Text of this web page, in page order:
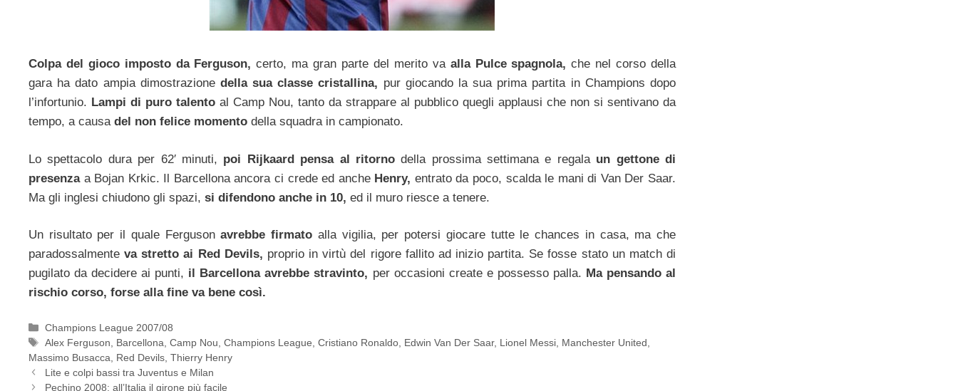
Colpa del gioco imposto da Ferguson, certo, ma gran parte del merito va alla Pulce spagnola, che nel corso della
gara ha dato ampia dimostrazione della sua classe cristallina, pur giocando la sua prima partita in Champions dopo
l’infortunio. Lampi di puro talento al Camp Nou, tanto da strappare al pubblico quegli applausi che non si sentivano da
tempo, a causa del non felice momento della squadra in campionato.
Lo spettacolo dura per 62′ minuti, poi Rijkaard pensa al ritornodella prossima settimana e regala un gettone di
presenza a Bojan Krkic. Il Barcellona ancora ci crede ed anche Henry, entrato da poco, scalda le mani di Van Der Saar.
Ma gli inglesi chiudono gli spazi, si difendono anche in 10, ed il muro riesce a tenere.
Un risultato per il quale Fergusonavrebbe firmato alla vigilia, per potersi giocare tutte le chances in casa, ma che
paradossalmenteva stretto ai Red Devils, proprio in virtù del rigore fallito ad inizio partita. Se fosse stato un match di
pugilato da decidere ai punti, il Barcellona avrebbe stravinto, per occasioni create e possesso palla. Ma pensando al
rischio corso, forse alla fine va bene così.
Categorie
Champions League 2007/08
Tag
Alex Ferguson Barcellona ,Camp Nou ,Champions League ,Cristiano Ronaldo Edwin Van Der Saar, Lionel Messi Manchester United
Massimo Busacca
Red Devils Thierry Henry
Lite e colpi bassi tra Juventus e Milan
Pechino 2008: all’Italia il girone più facile